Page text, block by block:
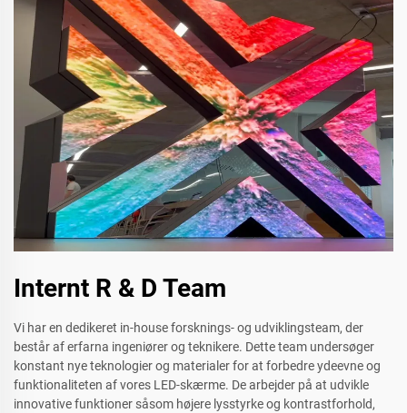
Internt R & D Team
Vi har en dedikeret in-house forsknings- og udviklingsteam, der
består af erfarna ingeniører og teknikere. Dette team undersøger
konstant nye teknologier og materialer for at forbedre ydeevne og
funktionaliteten af vores LED-skærme. De arbejder på at udvikle
innovative funktioner såsom højere lysstyrke og kontrastforhold,